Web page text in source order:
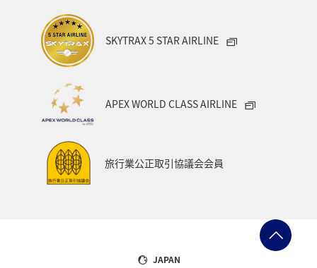
SKYTRAX 5 STAR AIRLINE
APEX WORLD CLASS AIRLINE
旅行業公正取引協議会会員
JAPAN